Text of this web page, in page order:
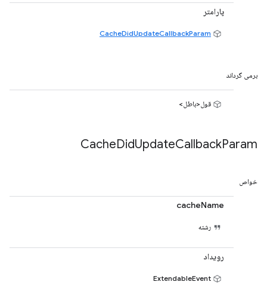
پارامتر
CacheDidUpdateCallbackParam
برمی گرداند
قول<باطل>
CacheDidUpdateCallbackParam
خواص
cacheName
رشته
رویداد